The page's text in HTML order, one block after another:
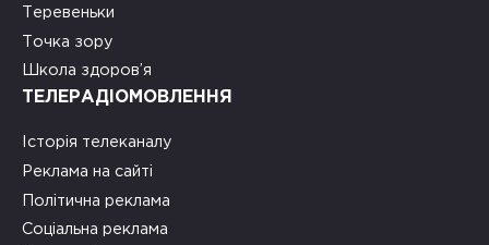
Теревеньки
Точка зору
Школа здоров’я
ТЕЛЕРАДІОМОВЛЕННЯ
Історія телеканалу
Реклама на сайті
Політична реклама
Соціальна реклама